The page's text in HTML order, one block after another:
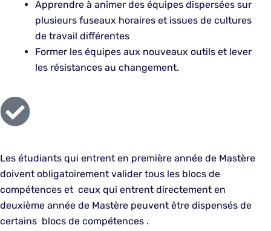
Apprendre à animer des équipes dispersées sur
plusieurs fuseaux horaires et issues de cultures
de travail différentes
Former les équipes aux nouveaux outils et lever
les résistances au changement.
Les étudiants qui entrent en première année de Mastère
doivent obligatoirement valider tous les blocs de
compétences et ceux qui entrent directement en
deuxième année de Mastère peuvent être dispensés de
certains blocs de compétences .